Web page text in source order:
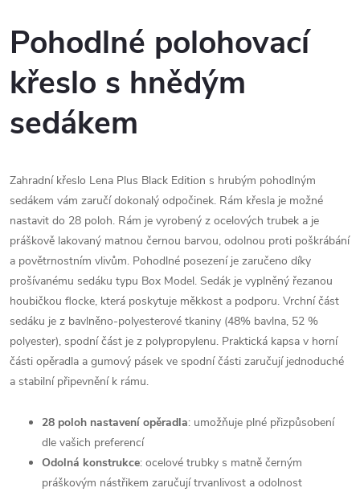
Pohodlné polohovací
křeslo s hnědým
sedákem
Zahradní křeslo Lena Plus Black Edition s hrubým pohodlným
sedákem vám zaručí dokonalý odpočinek. Rám křesla je možné
nastavit do 28 poloh. Rám je vyrobený z ocelových trubek a je
práškově lakovaný matnou černou barvou, odolnou proti poškrábání
a povětrnostním vlivům. Pohodlné posezení je zaručeno díky
prošívanému sedáku typu Box Model. Sedák je vyplněný řezanou
houbičkou flocke, která poskytuje měkkost a podporu. Vrchní část
sedáku je z bavlněno-polyesterové tkaniny (48% bavlna, 52 %
polyester), spodní část je z polypropylenu. Praktická kapsa v horní
části opěradla a gumový pásek ve spodní části zaručují jednoduché
a stabilní připevnění k rámu.
28 poloh nastavení opěradla: umožňuje plné přizpůsobení
dle vašich preferencí
Odolná konstrukce: ocelové trubky s matně černým
práškovým nástřikem zaručují trvanlivost a odolnost